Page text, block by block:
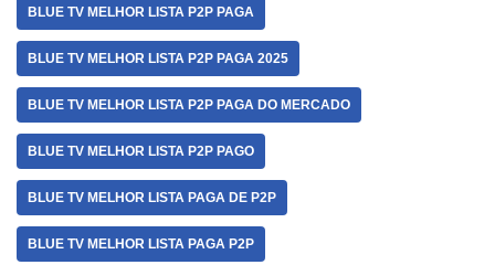
BLUE TV MELHOR LISTA P2P PAGA
BLUE TV MELHOR LISTA P2P PAGA 2025
BLUE TV MELHOR LISTA P2P PAGA DO MERCADO
BLUE TV MELHOR LISTA P2P PAGO
BLUE TV MELHOR LISTA PAGA DE P2P
BLUE TV MELHOR LISTA PAGA P2P